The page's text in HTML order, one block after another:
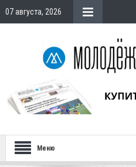
07 августа, 2026
Меню